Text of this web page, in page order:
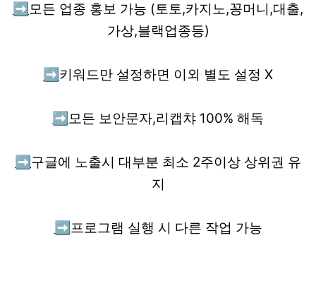
➡️ 모든 업종 홍보 가능 (토토,카지노,꽁머니,대출,
가상,블랙업종등)
➡️ 키워드만 설정하면 이외 별도 설정 X
➡️ 모든 보안문자,리캡챠 100% 해독
➡️ 구글에 노출시 대부분 최소 2주이상 상위권 유
지
➡️ 프로그램 실행 시 다른 작업 가능